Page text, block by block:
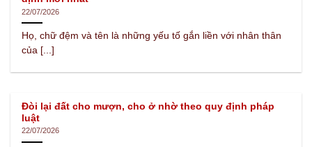
22/07/2026
Họ, chữ đệm và tên là những yếu tố gắn liền với nhân thân
của [...]
Đòi lại đất cho mượn, cho ở nhờ theo quy định pháp
luật
22/07/2026